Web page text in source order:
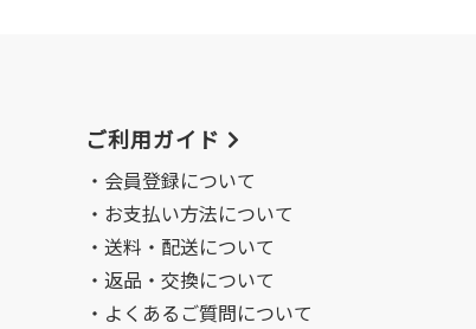
ご利用ガイド
会員登録について
お支払い方法について
送料・配送について
返品・交換について
よくあるご質問について